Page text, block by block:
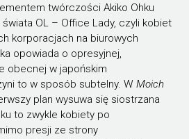
twórczości Akiko Ohku
OL – Office Lady, czyli kobiet
korporacjach na biurowych
opowiada o opresyjnej,
obecnej w japońskim
to w sposób subtelny. WMoich
plan wysuwa się siostrzana
to zwykle kobiety po
presji ze strony